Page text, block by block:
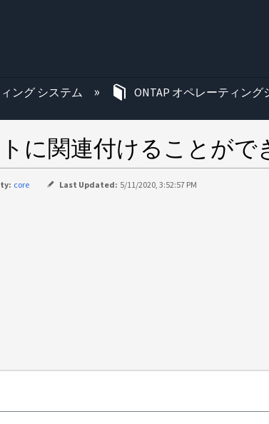
ング システム ONTAP オペレーティング
に関連付けることがで
core Last Updated: 5/11/2020, 3:52:57 PM